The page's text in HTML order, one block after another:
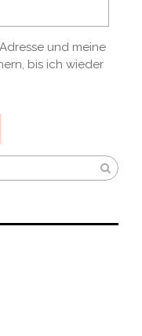
und meine
bis ich wieder